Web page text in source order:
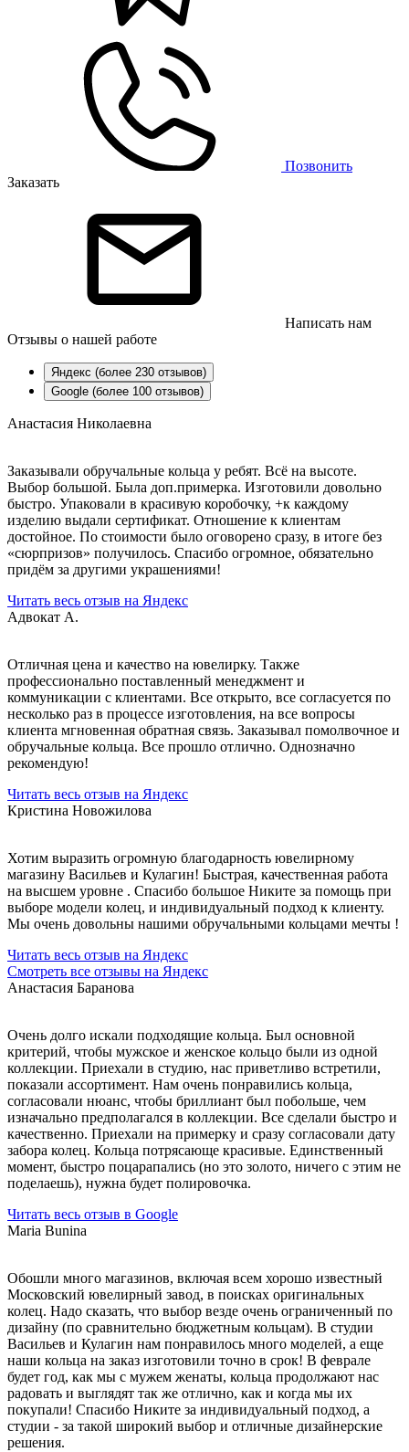
Позвонить
Заказать
Написать нам
Отзывы о нашей работе
Яндекс (более 230 отзывов)
Google (более 100 отзывов)
Анастасия Николаевна
Заказывали обручальные кольца у ребят. Всё на высоте.
Выбор большой. Была доп.примерка. Изготовили довольно
быстро. Упаковали в красивую коробочку, +к каждому
изделию выдали сертификат. Отношение к клиентам
достойное. По стоимости было оговорено сразу, в итоге без
«сюрпризов» получилось. Спасибо огромное, обязательно
придём за другими украшениями!
Читать весь отзыв на Яндекс
Адвокат А.
Отличная цена и качество на ювелирку. Также
профессионально поставленный менеджмент и
коммуникации с клиентами. Все открыто, все согласуется по
несколько раз в процессе изготовления, на все вопросы
клиента мгновенная обратная связь. Заказывал помолвочное и
обручальные кольца. Все прошло отлично. Однозначно
рекомендую!
Читать весь отзыв на Яндекс
Кристина Новожилова
Хотим выразить огромную благодарность ювелирному
магазину Васильев и Кулагин! Быстрая, качественная работа
на высшем уровне . Спасибо большое Никите за помощь при
выборе модели колец, и индивидуальный подход к клиенту.
Мы очень довольны нашими обручальными кольцами мечты !
Читать весь отзыв на Яндекс
Смотреть все отзывы на Яндекс
Анастасия Баранова
Очень долго искали подходящие кольца. Был основной
критерий, чтобы мужское и женское кольцо были из одной
коллекции. Приехали в студию, нас приветливо встретили,
показали ассортимент. Нам очень понравились кольца,
согласовали нюанс, чтобы бриллиант был побольше, чем
изначально предполагался в коллекции. Все сделали быстро и
качественно. Приехали на примерку и сразу согласовали дату
забора колец. Кольца потрясающе красивые. Единственный
момент, быстро поцарапались (но это золото, ничего с этим не
поделаешь), нужна будет полировочка.
Читать весь отзыв в Google
Maria Bunina
Обошли много магазинов, включая всем хорошо известный
Московский ювелирный завод, в поисках оригинальных
колец. Надо сказать, что выбор везде очень ограниченный по
дизайну (по сравнительно бюджетным кольцам). В студии
Васильев и Кулагин нам понравилось много моделей, а еще
наши кольца на заказ изготовили точно в срок! В феврале
будет год, как мы с мужем женаты, кольца продолжают нас
радовать и выглядят так же отлично, как и когда мы их
покупали! Спасибо Никите за индивидуальный подход, а
студии - за такой широкий выбор и отличные дизайнерские
решения.